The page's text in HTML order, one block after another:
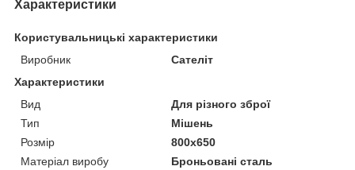
Характеристики
Користувальницькі характеристики
Виробник
Сателіт
Характеристики
Вид
Для різного зброї
Тип
Мішень
Розмір
800х650
Матеріал виробу
Броньовані сталь